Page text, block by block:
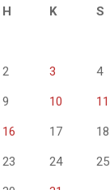
H
K S
2 3 4
9 10 11
16 17 18
23 24 25